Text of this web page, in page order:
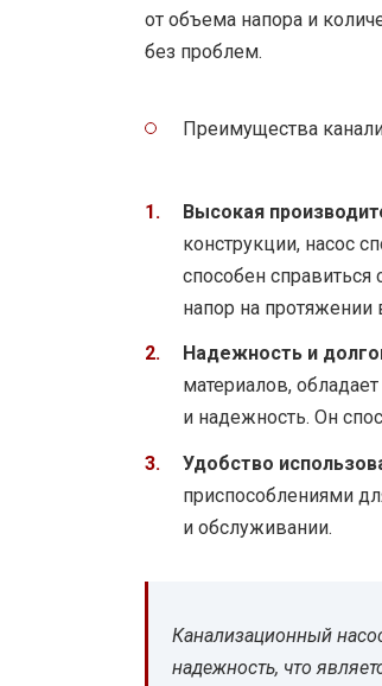
от объема напора и
без проблем.
Преимущества
Высокая
конструкции, насос
способен
напор на протяжении
Надежность и
материалов,
и надежность. Он
Удобство
приспособлениями
и обслуживании.
Канализационный
надежность, что